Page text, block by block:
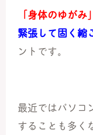
「身体のゆがみ」
緊張して固く縮
ントです。
最近ではパソコ
することも多く